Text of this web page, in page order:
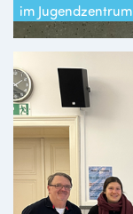
im Jugendzentrum